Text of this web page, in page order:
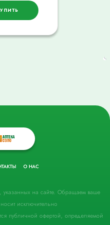
О НАС
указанных на сайте. Обращаем ваше
исключительно
публичной офертой, определяемой